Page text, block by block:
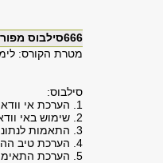
666סילבוס מפורט/דף מידע
מטרת הקורס:
סילבוס:
1. הערכת אי וודאות במדידה
2. שימוש באי וודאות
3. התאמות לנתוני מדידה
4. הערכת טיב ההתאמות
5. הערכת התאימות בין תוצאת הניסוי לתיאוריה